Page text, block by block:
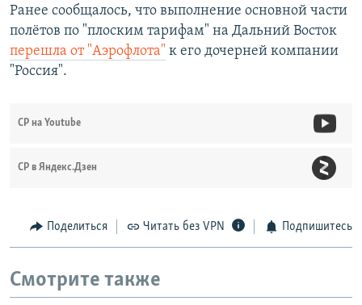
Ранее сообщалось, что выполнение основной части
полётов по "плоским тарифам" на Дальний Восток
перешла от "Аэрофлота" к его дочерней компании
"Россия".
СР на Youtube
СР в Яндекс.Дзен
Поделиться Читать без VPN Подпишитесь
Смотрите также